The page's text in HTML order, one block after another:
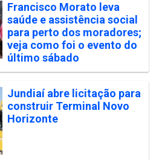
Francisco Morato leva
saúde e assistência social
para perto dos moradores;
veja como foi o evento do
último sábado
Jundiaí abre licitação para
construir Terminal Novo
Horizonte